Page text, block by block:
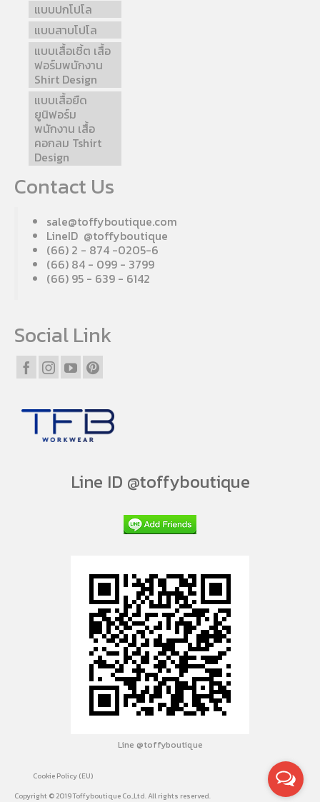
แบบปกโปโล
แบบสาบโปโล
แบบเสื้อเชิ้ต เสื้อ
ฟอร์มพนักงาน
Shirt Design
แบบเสื้อยืด
ยูนิฟอร์ม
พนักงาน เสื้อ
คอกลม Tshirt
Design
Contact Us
sale@toffyboutique.com
LineID @toffyboutique
(66) 2 - 874 -0205-6
(66) 84 - 099 - 3799
(66) 95 - 639 - 6142
Social Link
Line ID @toffyboutique
Line @toffyboutique
Cookie Policy (EU)
Copyright © 2019 Toffyboutique Co.,Ltd. All rights reserved.